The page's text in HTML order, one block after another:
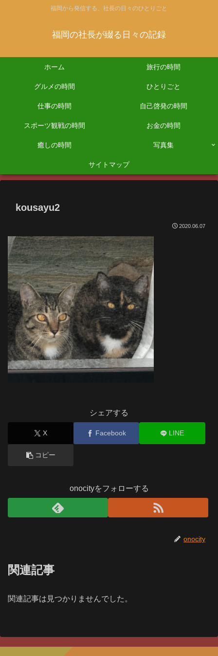
福岡から発信する、社長の日々のひとりごと
福岡の社長が綴る日々の記録
ホーム 旅行の時間
グルメの時間 ひとりごと
仕事の時間 自己啓発の時間
スポーツ観戦の時間 お金の時間
癒しの時間 写真集
サイトマップ
kousayu2
2020.06.07
シェアする
X Facebook LINE
コピー
onocityをフォローする
onocity
関連記事
関連記事は見つかりませんでした。